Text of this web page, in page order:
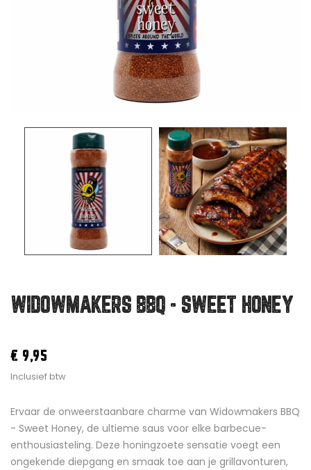
WIDOWMAKERS BBQ - SWEET HONEY
€ 9,95
Inclusief btw
Ervaar de onweerstaanbare charme van Widowmakers BBQ
- Sweet Honey, de ultieme saus voor elke barbecue-
enthousiasteling. Deze honingzoete sensatie voegt een
ongekende diepgang en smaak toe aan je grillavonturen,